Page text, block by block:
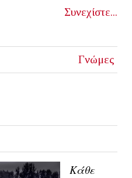
Συνεχίστε...
Γνώμες
Κάθε